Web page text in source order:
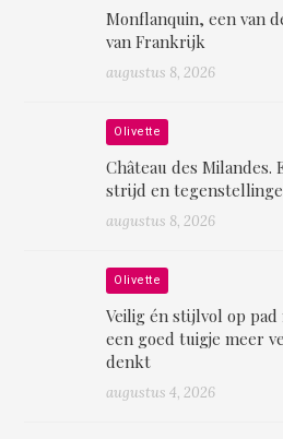
Monflanquin, een van
van Frankrijk
augustus 8, 2026
Olivette
Château des
strijd en
augustus 8, 2026
Olivette
Veilig én stijlvol op pad
een goed tuigje meer
denkt
augustus 4, 2026